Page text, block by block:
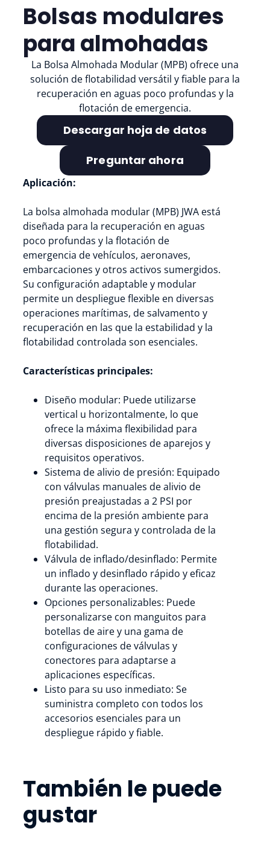
Bolsas modulares
para almohadas
La Bolsa Almohada Modular (MPB) ofrece una
solución de flotabilidad versátil y fiable para la
recuperación en aguas poco profundas y la
flotación de emergencia.
Descargar hoja de datos
Preguntar ahora
Aplicación:
La bolsa almohada modular (MPB) JWA está
diseñada para la recuperación en aguas
poco profundas y la flotación de
emergencia de vehículos, aeronaves,
embarcaciones y otros activos sumergidos.
Su configuración adaptable y modular
permite un despliegue flexible en diversas
operaciones marítimas, de salvamento y
recuperación en las que la estabilidad y la
flotabilidad controlada son esenciales.
Características principales:
Diseño modular: Puede utilizarse
vertical u horizontalmente, lo que
ofrece la máxima flexibilidad para
diversas disposiciones de aparejos y
requisitos operativos.
Sistema de alivio de presión: Equipado
con válvulas manuales de alivio de
presión preajustadas a 2 PSI por
encima de la presión ambiente para
una gestión segura y controlada de la
flotabilidad.
Válvula de inflado/desinflado: Permite
un inflado y desinflado rápido y eficaz
durante las operaciones.
Opciones personalizables: Puede
personalizarse con manguitos para
botellas de aire y una gama de
configuraciones de válvulas y
conectores para adaptarse a
aplicaciones específicas.
Listo para su uso inmediato: Se
suministra completo con todos los
accesorios esenciales para un
despliegue rápido y fiable.
También le puede
gustar